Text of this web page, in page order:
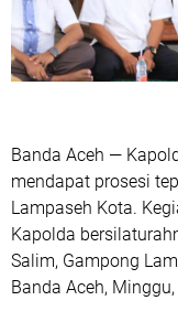
Banda Aceh —
mendapat prosesi
Lampaseh Kota.
Kapolda
Salim, Gampong
Banda Aceh,